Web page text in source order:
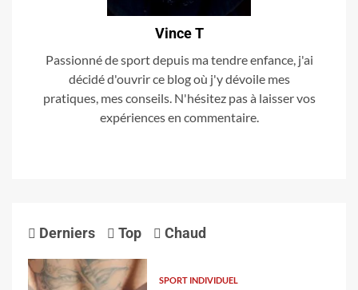
Vince T
Passionné de sport depuis ma tendre enfance, j'ai
décidé d'ouvrir ce blog où j'y dévoile mes
pratiques, mes conseils. N'hésitez pas à laisser vos
expériences en commentaire.
Derniers Top Chaud
SPORT INDIVIDUEL